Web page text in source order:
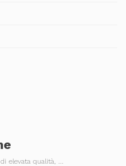
elevata qualità, ...